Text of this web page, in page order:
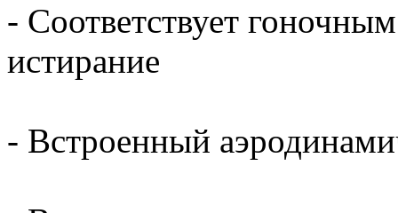
- Соответствует
истирание
- Встроенный